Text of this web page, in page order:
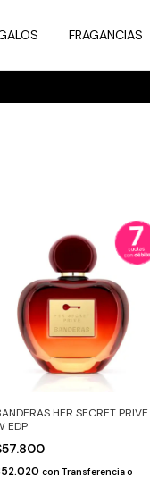
FRAGANCIAS
HER SECRET PRIVE
EDP
con Transferencia o